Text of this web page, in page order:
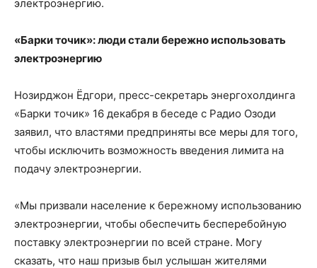
электроэнергию.
«Барки точик»: люди стали бережно использовать
электроэнергию
Нозирджон Ёдгори, пресс-секретарь энергохолдинга
«Барки точик» 16 декабря в беседе с Радио Озоди
заявил, что властями предприняты все меры для того,
чтобы исключить возможность введения лимита на
подачу электроэнергии.
«Мы призвали население к бережному использованию
электроэнергии, чтобы обеспечить бесперебойную
поставку электроэнергии по всей стране. Могу
сказать, что наш призыв был услышан жителями